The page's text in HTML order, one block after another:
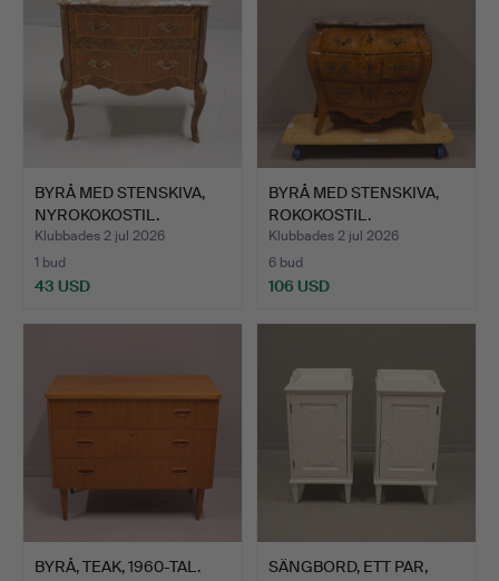
BYRÅ MED STENSKIVA,
NYROKOKOSTIL.
Klubbades 2 jul 2026
1 bud
43 USD
BYRÅ MED STENSKIVA,
ROKOKOSTIL.
Klubbades 2 jul 2026
6 bud
106 USD
BYRÅ, TEAK, 1960-TAL.
SÄNGBORD, ETT PAR,